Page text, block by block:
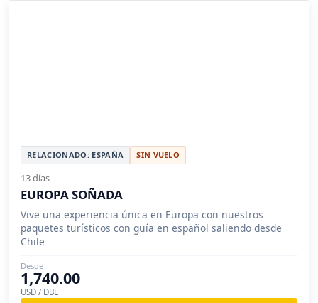
RELACIONADO: ESPAÑA SIN VUELO
13 días
EUROPA SOÑADA
Vive una experiencia única en Europa con nuestros
paquetes turísticos con guía en español saliendo desde
Chile
Desde
1,740.00
USD / DBL